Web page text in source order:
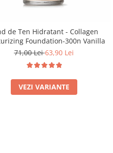
de Ten Hidratant - Collagen
Foundation-300n Vanilla
71,00 Lei63,90 Lei
VEZI VARIANTE